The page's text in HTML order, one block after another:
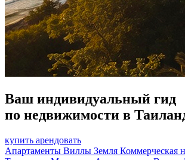
Ваш индивидуальный гид
по недвижимости в
купить арендовать
Апартаменты Виллы Земля Коммерческая